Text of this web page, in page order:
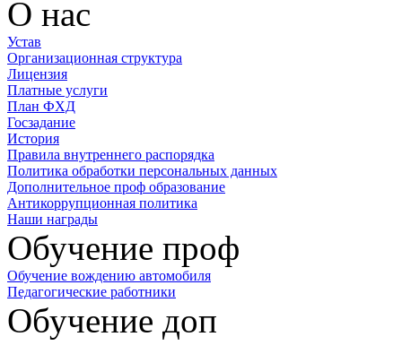
О нас
Устав
Организационная структура
Лицензия
Платные услуги
План ФХД
Госзадание
История
Правила внутреннего распорядка
Политика обработки персональных данных
Дополнительное проф образование
Антикоррупционная политика
Наши награды
Обучение проф
Обучение вождению автомобиля
Педагогические работники
Обучение доп